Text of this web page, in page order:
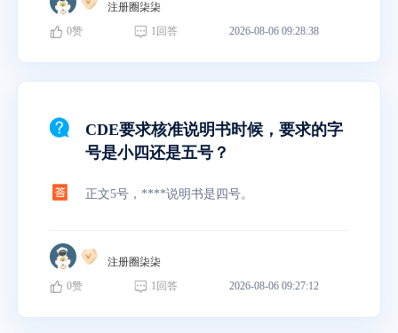
注册圈柒柒
0赞 1 回答 2026-08-06 09:28:38
CDE要求核准说明书时候，要求的字
号是小四还是五号？
正文5号，****说明书是四号。
注册圈柒柒
0赞 1 回答 2026-08-06 09:27:12